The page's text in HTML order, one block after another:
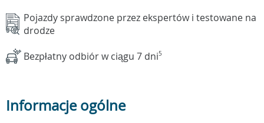
Pojazdy sprawdzone przez ekspertów i testowane na
drodze
Bezpłatny odbiór w ciągu 7 dni5
Informacje ogólne